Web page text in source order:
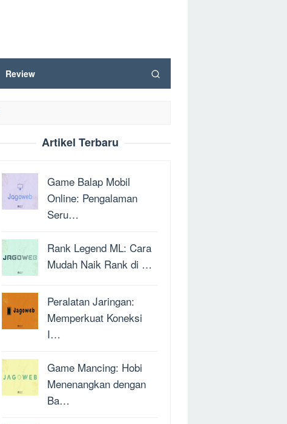
Review
Artikel Terbaru
Game Balap Mobil
Online: Pengalaman
Seru…
Rank Legend ML: Cara
Mudah Naik Rank di …
Peralatan Jaringan:
Memperkuat Koneksi
I…
Game Mancing: Hobi
Menenangkan dengan
Ba…